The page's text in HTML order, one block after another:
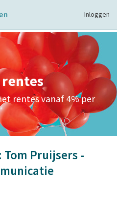
Inloggen
rentes vanaf 4% per
Pruijsers -